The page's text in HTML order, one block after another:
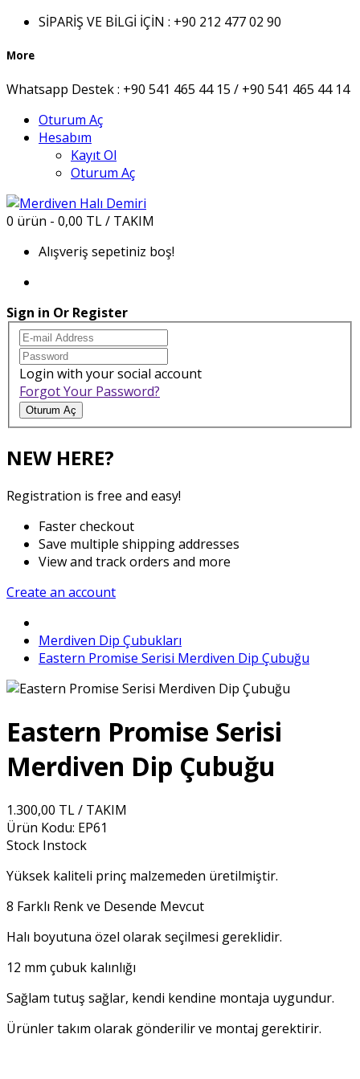
SİPARİŞ VE BİLGİ İÇİN : +90 212 477 02 90
More
Whatsapp Destek : +90 541 465 44 15 / +90 541 465 44 14
Oturum Aç
Hesabım
Kayıt Ol
Oturum Aç
0 ürün - 0,00 TL / TAKIM
Alışveriş sepetiniz boş!
Sign in Or Register
Login with your social account
Forgot Your Password?
Oturum Aç
NEW HERE?
Registration is free and easy!
Faster checkout
Save multiple shipping addresses
View and track orders and more
Create an account
Merdiven Dip Çubukları
Eastern Promise Serisi Merdiven Dip Çubuğu
Eastern Promise Serisi
Merdiven Dip Çubuğu
1.300,00 TL / TAKIM
Ürün Kodu: EP61
Stock Instock
Yüksek kaliteli prinç malzemeden üretilmiştir.
8 Farklı Renk ve Desende Mevcut
Halı boyutuna özel olarak seçilmesi gereklidir.
12 mm çubuk kalınlığı
Sağlam tutuş sağlar, kendi kendine montaja uygundur.
Ürünler takım olarak gönderilir ve montaj gerektirir.